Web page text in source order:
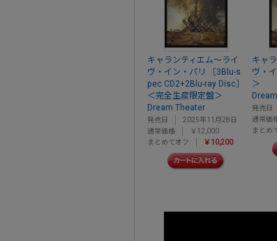
キャランティエム～ライ
ヴ・イン・パリ ［3Blu-s
pec CD2+2Blu-ray Disc］
＜完全生産限定盤＞
Dream Theater
発売日
2025年11月28日
通常価格
￥12,000
まとめてオフ
￥10,200
キャ
ヴ・
＞
発売日
通常価
まとめ